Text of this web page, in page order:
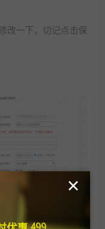
改一下，切记点击保
×